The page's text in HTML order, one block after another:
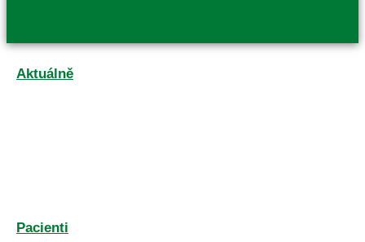
Aktuálně
Pacienti